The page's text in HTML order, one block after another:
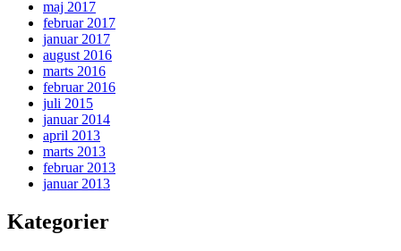
maj 2017
februar 2017
januar 2017
august 2016
marts 2016
februar 2016
juli 2015
januar 2014
april 2013
marts 2013
februar 2013
januar 2013
Kategorier